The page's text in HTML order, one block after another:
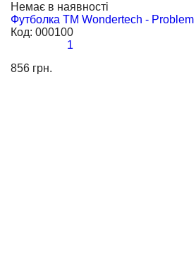
Немає в наявності
Футболка TM Wondertech - Problem
Код: 000100
1
856 грн.